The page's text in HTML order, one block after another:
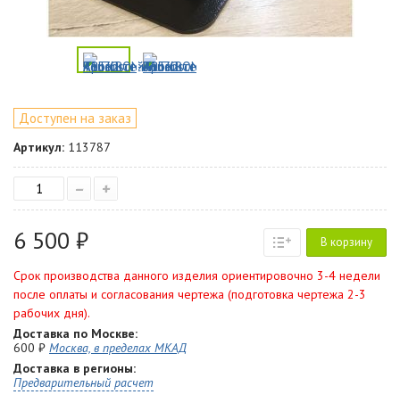
Доступен на заказ
Артикул: 113787
– +
6 500 ₽ В корзину
Срок производства данного изделия ориентировочно 3-4 недели
после оплаты и согласования чертежа (подготовка чертежа 2-3
рабочих дня).
Доставка по Москве:
600 ₽ Москва, в пределах МКАД
Доставка в регионы:
Предварительный расчет